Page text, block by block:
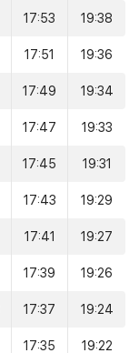
17:53 19:38
17:51 19:36
17:49 19:34
17:47 19:33
17:45 19:31
17:43 19:29
17:41 19:27
17:39 19:26
17:37 19:24
17:35 19:22